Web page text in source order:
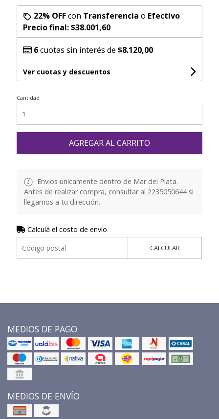
22% OFFcon Transferencia o Efectivo
Precio final:$38.001,60
6cuotas sin interés de $8.120,00
Ver cuotas y descuentos
Cantidad
AGREGAR AL CARRITO
Envios unicamente dentro de Mar del Plata.
Antes de realizar compra, consultar al 2235050644 si
llegamos a tu dirección.
Calculá el costo de envío
CALCULAR
MEDIOS DE PAGO
MEDIOS DE ENVÍO